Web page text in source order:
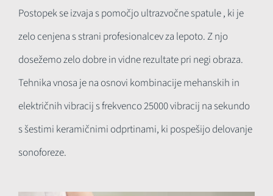
Postopek se izvaja s pomočjo ultrazvočne spatule , ki je
zelo cenjena s strani profesionalcev za lepoto. Z njo
dosežemo zelo dobre in vidne rezultate pri negi obraza.
Tehnika vnosa je na osnovi kombinacije mehanskih in
električnih vibracij s frekvenco 25000 vibracij na sekundo
s šestimi keramičnimi odprtinami, ki pospešijo delovanje
sonoforeze.